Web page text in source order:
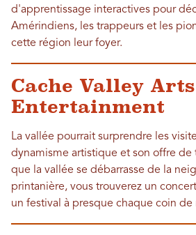
d'apprentissage interactives pour
Amérindiens, les trappeurs et les
cette région leur foyer.
Cache Valley
Entertainment
La vallée pourrait surprendre les
dynamisme artistique et son offre de
que la vallée se débarrasse de la
printanière, vous trouverez un
un festival à presque chaque coin de